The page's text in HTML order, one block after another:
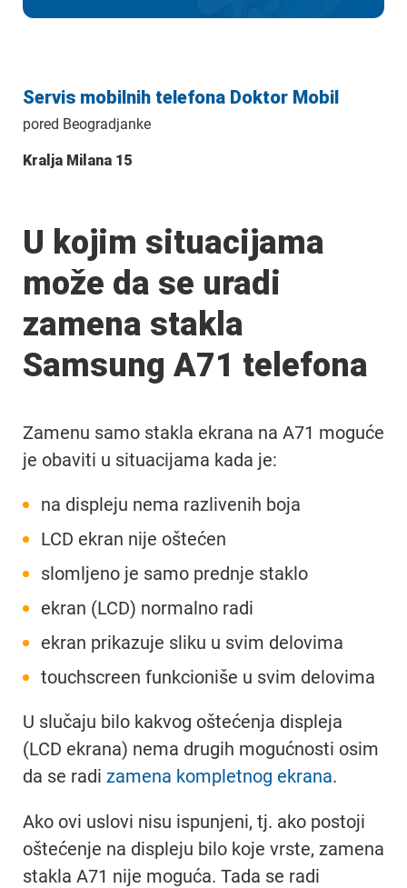
Servis mobilnih telefona Doktor Mobil
pored Beogradjanke
Kralja Milana 15
U kojim situacijama
može da se uradi
zamena stakla
Samsung A71 telefona
Zamenu samo stakla ekrana na A71 moguće
je obaviti u situacijama kada je:
na displeju nema razlivenih boja
LCD ekran nije oštećen
slomljeno je samo prednje staklo
ekran (LCD) normalno radi
ekran prikazuje sliku u svim delovima
touchscreen funkcioniše u svim delovima
U slučaju bilo kakvog oštećenja displeja
(LCD ekrana) nema drugih mogućnosti osim
da se radi zamena kompletnog ekrana.
Ako ovi uslovi nisu ispunjeni, tj. ako postoji
oštećenje na displeju bilo koje vrste, zamena
stakla A71 nije moguća. Tada se radi